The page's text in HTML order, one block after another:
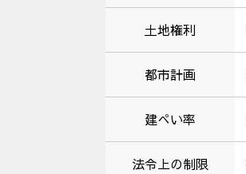
土地権利
都市計画
建ぺい率
法令上の制限